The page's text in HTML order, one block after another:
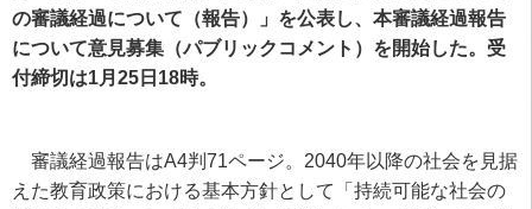
の審議経過について（報告）」を公表し、本審議経過報告
について意見募集（パブリックコメント）を開始した。受
付締切は1月25日18時。
審議経過報告はA4判71ページ。2040年以降の社会を見据
えた教育政策における基本方針として「持続可能な社会の